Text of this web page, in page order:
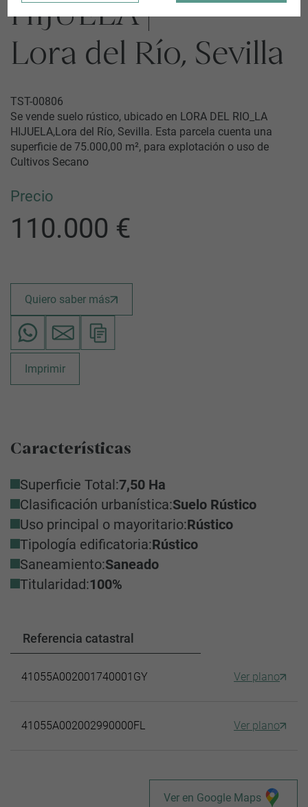
HIJUELA |
Lora del Río, Sevilla
TST-00806
Se vende suelo rústico, ubicado en LORA DEL RIO_LA
HIJUELA,Lora del Río, Sevilla. Esta parcela cuenta una
superficie de 75.000,00 m², para explotación o uso de
Cultivos Secano
Precio
110.000 €
Quiero saber más
Imprimir
Características
Superficie Total:7,50 Ha
Clasificación urbanística:Suelo Rústico
Uso principal o mayoritario:Rústico
Tipología edificatoria:Rústico
Saneamiento:Saneado
Titularidad:100%
Referencia catastral
41055A002001740001GY Ver plano
41055A002002990000FL Ver plano
Ver en Google Maps